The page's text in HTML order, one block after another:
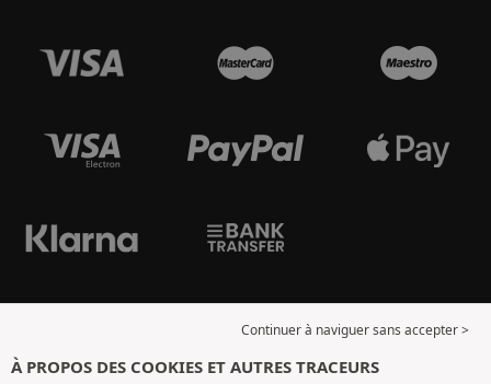
Continuer à naviguer sans accepter >
À PROPOS DES COOKIES ET AUTRES TRACEURS